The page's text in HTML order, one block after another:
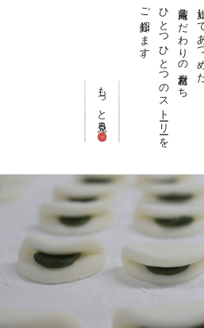
旅し
茜庵こだわりの素材たち
ひとつひとつのストーリーを
ご紹介します。
もっと見る